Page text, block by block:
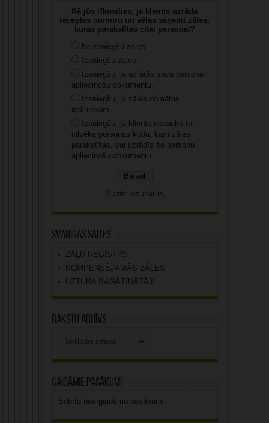
Kā jūs rīkosities, ja klients uzrāda
receptes numuru un vēlas saņemt zāles,
kuras parakstītas citai personai?
Neizsniegšu zāles.
Izsniegšu zāles.
Izsniegšu, ja uzrādīs savu personu
apliecinošu dokumentu.
Izsniegšu, ja zāles domātas
radiniekam.
Izsniegšu, ja klients nosauks tā
cilvēka personas kodu, kam zāles
parakstītas, vai uzrādīs šo personu
apliecinošu dokumentu.
Skatīt rezultātus
Svarīgas saites
ZĀĻU REĢISTRS
KOMPENSĒJAMĀS ZĀLES
UZTURA BAGĀTINĀTĀJI
Rakstu arhīvs
Gaidāmie pasākumi
Šobrīd nav gaidāmo pasākumi.